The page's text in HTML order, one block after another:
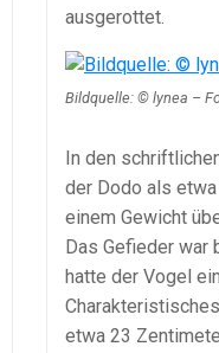
ausgerottet.
Bildquelle: © lynea –
In den
der Dodo als
einem Gewicht
Das Gefieder war
hatte der Vogel
etwa 23